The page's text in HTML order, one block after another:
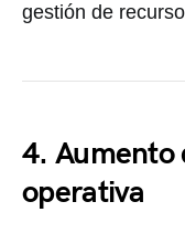
gestión de
4. Aumento
operativa